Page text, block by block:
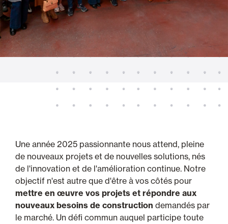
Une année 2025 passionnante nous attend, pleine
de nouveaux projets et de nouvelles solutions, nés
de l'innovation et de l'amélioration continue. Notre
objectif n'est autre que d'être à vos côtés pour
mettre en œuvre vos projets et répondre aux
nouveaux besoins de construction demandés par
le marché. Un défi commun auquel participe toute